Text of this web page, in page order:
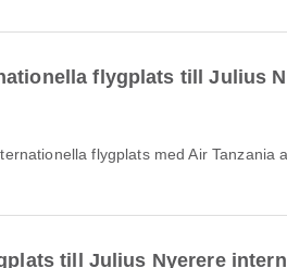
flygplats till Julius
till Julius Nyerere